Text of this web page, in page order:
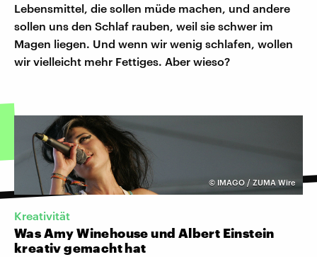
Lebensmittel, die sollen müde machen, und andere
sollen uns den Schlaf rauben, weil sie schwer im
Magen liegen. Und wenn wir wenig schlafen, wollen
wir vielleicht mehr Fettiges. Aber wieso?
© IMAGO / ZUMA Wire
Kreativität
Was Amy Winehouse und Albert Einstein
kreativ gemacht hat